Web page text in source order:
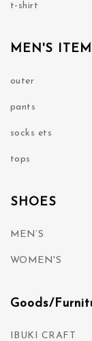
t-shirt
MEN'S ITEM
outer
pants
socks ets
tops
SHOES
MEN’S
WOMEN'S
Goods/
IBUKI CRAFT